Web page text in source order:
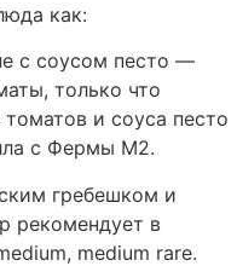
как:
с соусом песто —
только что
и соуса песто
с Фермы М2.
гребешком и
рекомендует в
medium rare.